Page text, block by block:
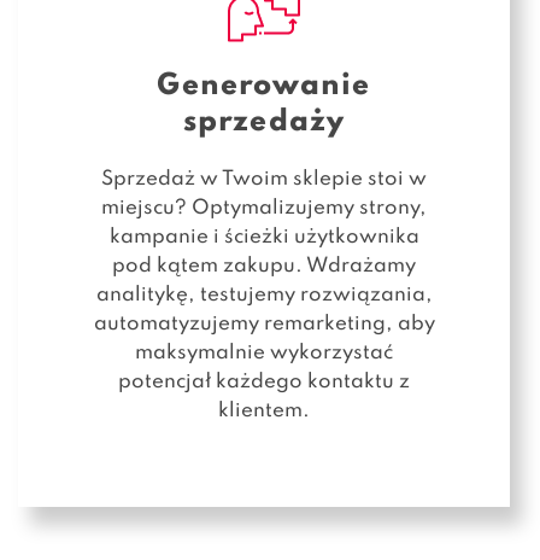
Generowanie
sprzedaży
Sprzedaż w Twoim sklepie stoi w
miejscu? Optymalizujemy strony,
kampanie i ścieżki użytkownika
pod kątem zakupu. Wdrażamy
analitykę, testujemy rozwiązania,
automatyzujemy remarketing, aby
maksymalnie wykorzystać
potencjał każdego kontaktu z
klientem.